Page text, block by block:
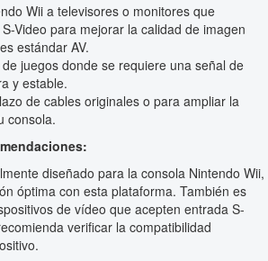
Wii a televisores o monitores que
Video para mejorar la calidad de imagen
estándar AV.
juegos donde se requiere una señal de
y estable.
de cables originales o para ampliar la
consola.
diseñado para la consola Nintendo Wii,
óptima con esta plataforma. También es
de vídeo que acepten entrada S-
verificar la compatibilidad